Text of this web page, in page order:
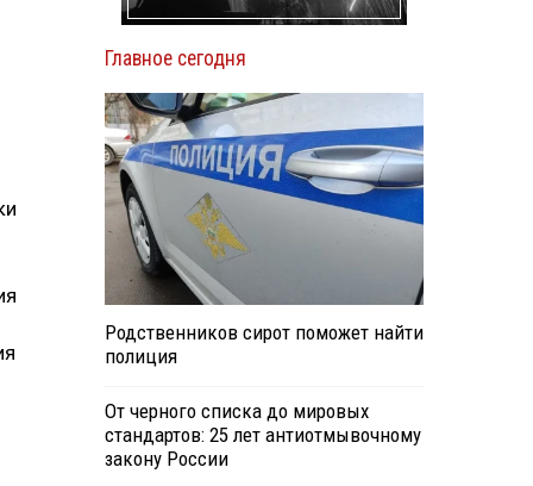
Главное сегодня
Родственников сирот поможет найти
полиция
От черного списка до мировых
стандартов: 25 лет антиотмывочному
закону России